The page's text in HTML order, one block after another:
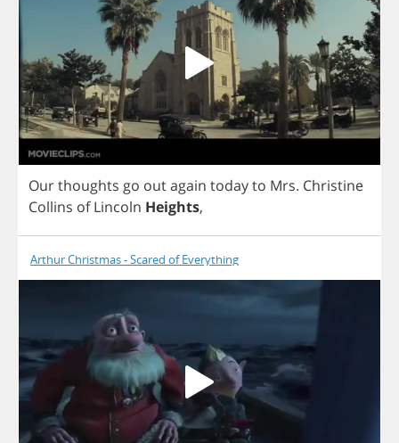
Ourthoughts go outagain todayto Mrs. Christine
Collins of Lincoln Heights,
Arthur Christmas - Scared of Everything